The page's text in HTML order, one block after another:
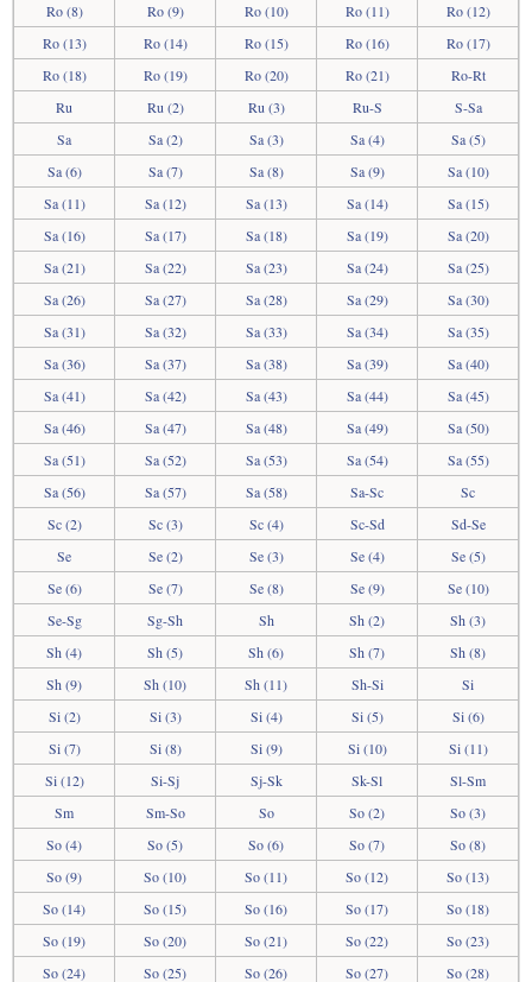
Ro (8)
Ro (9) Ro (10) Ro (11)
Ro (12)
Ro (13)
Ro (14) Ro (15) Ro (16)
Ro (17)
Ro (18)
Ro (19) Ro (20) Ro (21)
Ro-Rt
Ru
Ru (2) Ru (3) Ru-S
S-Sa
Sa
Sa (2) Sa (3) Sa (4)
Sa (5)
Sa (6)
Sa (7) Sa (8) Sa (9)
Sa (10)
Sa (11)
Sa (12) Sa (13) Sa (14)
Sa (15)
Sa (16)
Sa (17) Sa (18) Sa (19)
Sa (20)
Sa (21)
Sa (22) Sa (23) Sa (24)
Sa (25)
Sa (26)
Sa (27) Sa (28) Sa (29)
Sa (30)
Sa (31)
Sa (32) Sa (33) Sa (34)
Sa (35)
Sa (36)
Sa (37) Sa (38) Sa (39)
Sa (40)
Sa (41)
Sa (42) Sa (43) Sa (44)
Sa (45)
Sa (46)
Sa (47) Sa (48) Sa (49)
Sa (50)
Sa (51)
Sa (52) Sa (53) Sa (54)
Sa (55)
Sa (56)
Sa (57) Sa (58) Sa-Sc
Sc
Sc (2)
Sc (3) Sc (4) Sc-Sd
Sd-Se
Se
Se (2) Se (3) Se (4)
Se (5)
Se (6)
Se (7) Se (8) Se (9)
Se (10)
Se-Sg
Sg-Sh Sh Sh (2)
Sh (3)
Sh (4)
Sh (5) Sh (6) Sh (7)
Sh (8)
Sh (9)
Sh (10) Sh (11) Sh-Si
Si
Si (2)
Si (3) Si (4) Si (5)
Si (6)
Si (7)
Si (8) Si (9) Si (10)
Si (11)
Si (12)
Si-Sj Sj-Sk Sk-Sl
Sl-Sm
Sm
Sm-So So So (2)
So (3)
So (4)
So (5) So (6) So (7)
So (8)
So (9)
So (10) So (11) So (12)
So (13)
So (14)
So (15) So (16) So (17)
So (18)
So (19)
So (20) So (21) So (22)
So (23)
So (24)
So (25) So (26) So (27)
So (28)